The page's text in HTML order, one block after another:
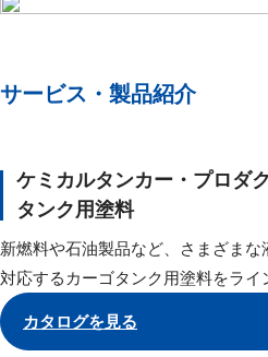
サービス・製品紹介
ケミカルタンカー・プロダ
タンク用塗料
新燃料や石油製品など、さまざま
対応するカーゴタンク用塗料をライ
カタログを見る